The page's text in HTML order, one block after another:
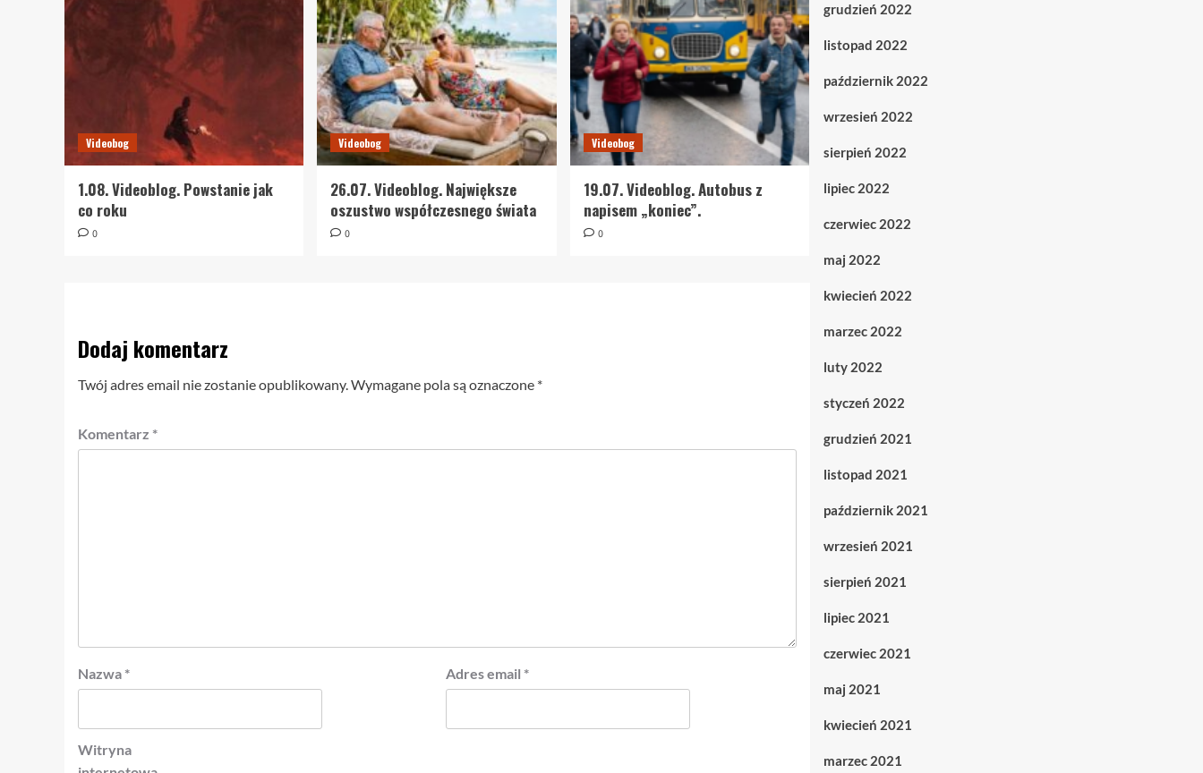
Videobog
1.08. Videoblog. Powstanie jak
co roku
0
Videobog
26.07. Videoblog. Największe
oszustwo współczesnego świata
0
Videobog
19.07. Videoblog. Autobus z
napisem „koniec”.
0
Dodaj komentarz
Twój adres email nie zostanie opublikowany.Wymagane pola są oznaczone *
Komentarz *
Nazwa * Adres email *
Witryna
grudzień 2022
listopad 2022
październik 2022
wrzesień 2022
sierpień 2022
lipiec 2022
czerwiec 2022
maj 2022
kwiecień 2022
marzec 2022
luty 2022
styczeń 2022
grudzień 2021
listopad 2021
październik 2021
wrzesień 2021
sierpień 2021
lipiec 2021
czerwiec 2021
maj 2021
kwiecień 2021
marzec 2021